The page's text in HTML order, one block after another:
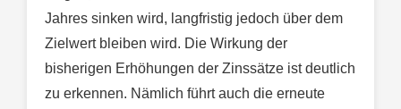
Jahres sinken wird, langfristig jedoch über dem
Zielwert bleiben wird. Die Wirkung der
bisherigen Erhöhungen der Zinssätze ist deutlich
zu erkennen. Nämlich führt auch die erneute